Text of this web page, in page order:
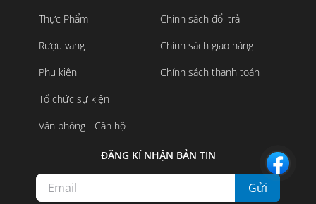
Thực Phẩm
Rượu vang
Phụ kiện
Tổ chức sự kiện
Văn phòng - Căn hộ
Chính sách đổi trả
Chính sách giao hàng
Chính sách thanh toán
ĐĂNG KÍ NHẬN BẢN TIN
Gửi